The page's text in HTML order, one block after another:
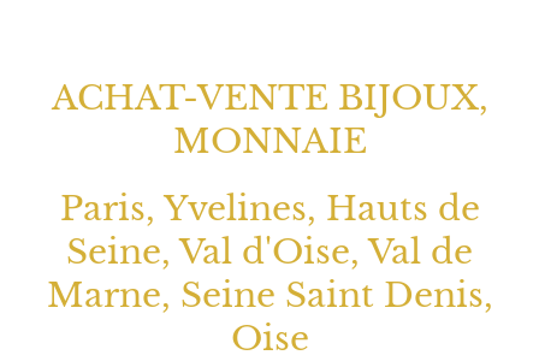
ACHAT-VENTE BIJOUX,
MONNAIE
Paris, Yvelines, Hauts de
Seine, Val d'Oise, Val de
Marne, Seine Saint Denis,
Oise